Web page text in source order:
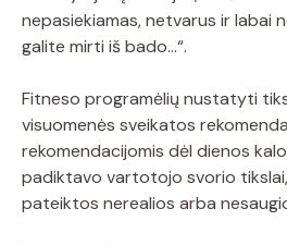
nepasiekiamas, netvarus ir labai
galite mirti iš bado…“.
Fitneso programėlių nustatyti
visuomenės sveikatos
rekomendacijomis dėl dienos
padiktavo vartotojo svorio
pateiktos nerealios arba